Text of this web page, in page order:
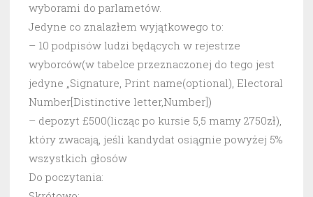
wyborami do parlametów.
Jedyne co znalazłem wyjątkowego to:
– 10 podpisów ludzi będących w rejestrze
wyborców(w tabelce przeznaczonej do tego jest
jedyne „Signature, Print name(optional), Electoral
Number[Distinctive letter,Number])
– depozyt £500(licząc po kursie 5,5 mamy 2750zł),
który zwacają, jeśli kandydat osiągnie powyżej 5%
wszystkich głosów
Do poczytania: